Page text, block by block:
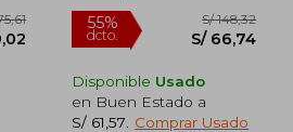
55%
dcto.
Disponible Usado
en Buen Estado a
S/ 61,57
Comprar Usado